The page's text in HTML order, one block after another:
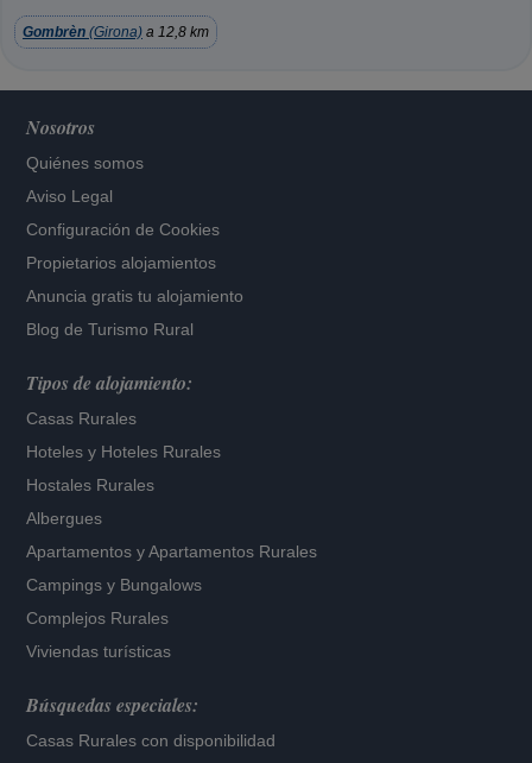
Gombrèn (Girona) a 12,8 km
Nosotros
Quiénes somos
Aviso Legal
Configuración de Cookies
Propietarios alojamientos
Anuncia gratis tu alojamiento
Blog de Turismo Rural
Tipos de alojamiento:
Casas Rurales
Hoteles y Hoteles Rurales
Hostales Rurales
Albergues
Apartamentos yApartamentos Rurales
Campings y Bungalows
Complejos Rurales
Viviendas turísticas
Búsquedas especiales:
Casas Rurales con disponibilidad